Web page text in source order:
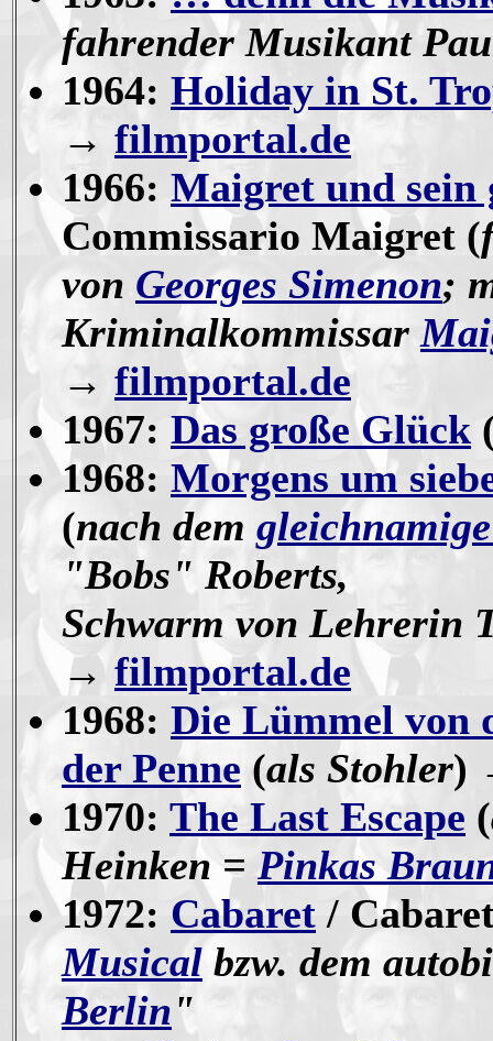
fahrender Musikant
1964: Holiday in St.
→ filmportal.de
1966: Maigret und
Commissario Maigret (
von Georges Simenon;
Kriminalkommissar
→ filmportal.de
1967: Das große Glück
1968: Morgens um
(nach dem
"Bobs" Roberts,
Schwarm von Lehrerin
→ filmportal.de
1968: Die Lümmel von
der Penne (als Stohler)
1970: The Last Escape (
Heinken = Pinkas
1972: Cabaret /
Musical bzw. dem
Berlin"